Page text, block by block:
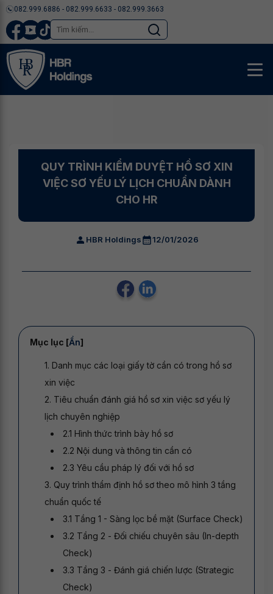
082.999.6886 - 082.999.6633 - 082.999.3663
QUY TRÌNH KIỂM DUYỆT HỒ SƠ XIN
VIỆC SƠ YẾU LÝ LỊCH CHUẨN DÀNH
CHO HR
HBR Holdings 12/01/2026
Mục lục [Ẩn]
1. Danh mục các loại giấy tờ cần có trong hồ sơ
xin việc
2. Tiêu chuẩn đánh giá hồ sơ xin việc sơ yếu lý
lịch chuyên nghiệp
2.1 Hình thức trình bày hồ sơ
2.2 Nội dung và thông tin cần có
2.3 Yêu cầu pháp lý đối với hồ sơ
3. Quy trình thẩm định hồ sơ theo mô hình 3 tầng
chuẩn quốc tế
3.1 Tầng 1 - Sàng lọc bề mặt (Surface Check)
3.2 Tầng 2 - Đối chiếu chuyên sâu (In-depth
Check)
3.3 Tầng 3 - Đánh giá chiến lược (Strategic
Check)